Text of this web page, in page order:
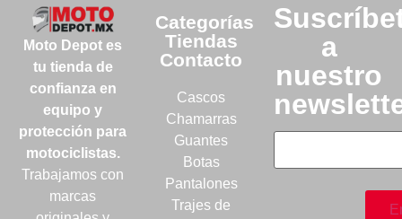
Moto Depot es
tu tienda de
confianza en
equipo y
protección para
motociclistas.
Trabajamos con
marcas
Categorías
Tiendas
Contacto
Cascos
Chamarras
Guantes
Botas
Pantalones
Trajes de
a
nuestro